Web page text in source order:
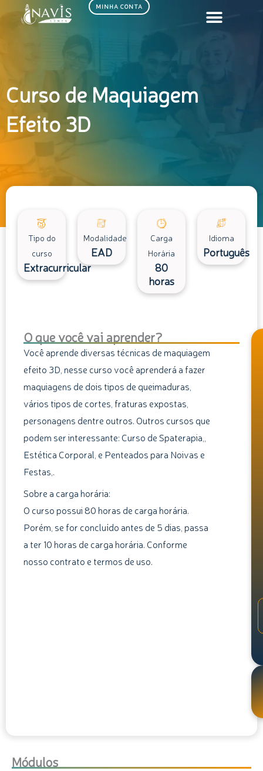
MINHA CONTA
Curso de Maquiagem
Efeito 3D
Tipo do
curso
Extracurricular
Modalidade
EAD
Carga
Horária
80
horas
Idioma
Português
O que você vai aprender?
Você aprende diversas técnicas de maquiagem
efeito 3D, nesse curso você aprenderá a fazer
maquiagens de dois tipos de queimaduras,
vários tipos de cortes, fraturas expostas,
personagens dentre outros. Outros cursos que
podem ser interessante: Curso de Spaterapia,,
Estética Corporal, e Penteados para Noivas e
Festas,.
Sobre a carga horária:
O curso possui 80 horas de carga horária.
Porém, se for concluído antes de 5 dias, passa
a ter 10 horas de carga horária. Conforme
nosso contrato e termos de uso.
Módulos